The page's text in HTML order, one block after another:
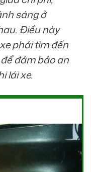
sáng ở
Điều này
phải tìm đến
đảm bảo an
lái xe.